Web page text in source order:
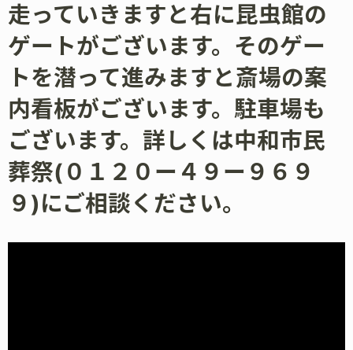
走っていきますと右に昆虫館の
ゲートがございます。そのゲー
トを潜って進みますと斎場の案
内看板がございます。駐車場も
ございます。詳しくは中和市民
葬祭(０１２０ー４９ー９６９
９)にご相談ください。